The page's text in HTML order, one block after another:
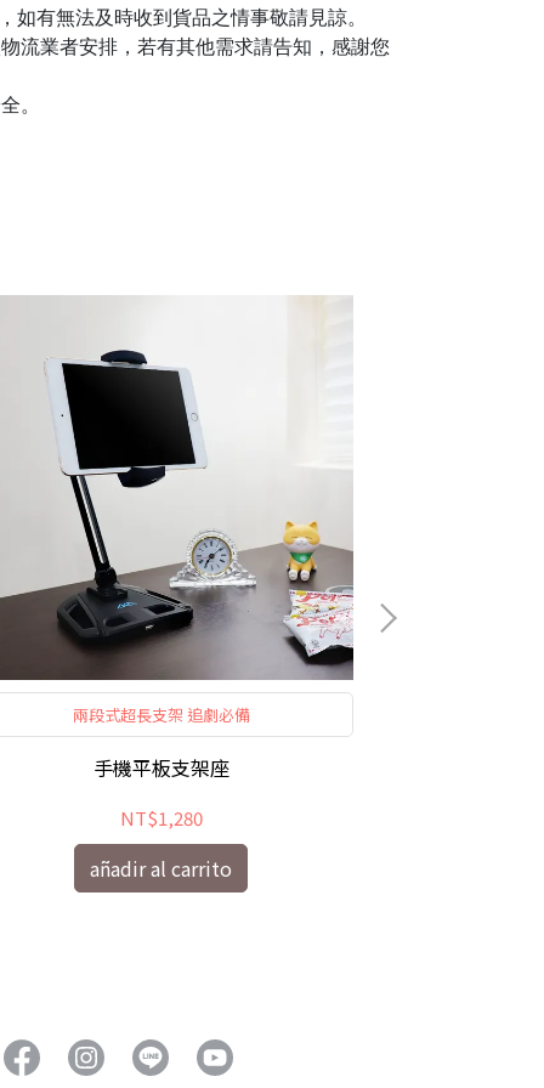
有無法及時收到貨品之情事敬請見諒。
流業者安排，若有其他需求請告知，感謝您
。
兩段式超長支架 追劇必備
手機平板支架座
NT$1,280
añadir al carrito